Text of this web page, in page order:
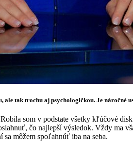
tak trochu aj psychologičkou. Je náročné
som v podstate všetky kľúčové
čo najlepší výsledok. Vždy ma
sa môžem spoľahnúť iba na seba.